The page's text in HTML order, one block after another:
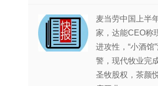
麦当劳中国上半
家，达能CEO称
进攻性，“小酒馆
警，现代牧业完
圣牧股权，茶颜